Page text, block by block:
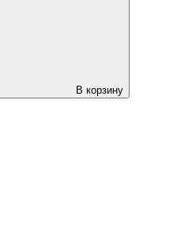
В корзину